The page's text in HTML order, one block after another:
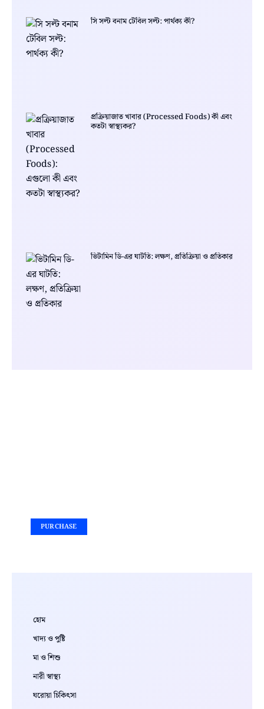
সি সল্ট বনাম টেবিল সল্ট: পার্থক্য কী?
প্রক্রিয়াজাত খাবার (Processed Foods) কী এবং
কতটা স্বাস্থ্যকর?
ভিটামিন ডি-এর ঘাটতি: লক্ষণ, প্রতিক্রিয়া ও প্রতিকার
PURCHASE
হোম
খাদ্য ও পুষ্টি
মা ও শিশু
নারী স্বাস্থ্য
ঘরোয়া চিকিৎসা